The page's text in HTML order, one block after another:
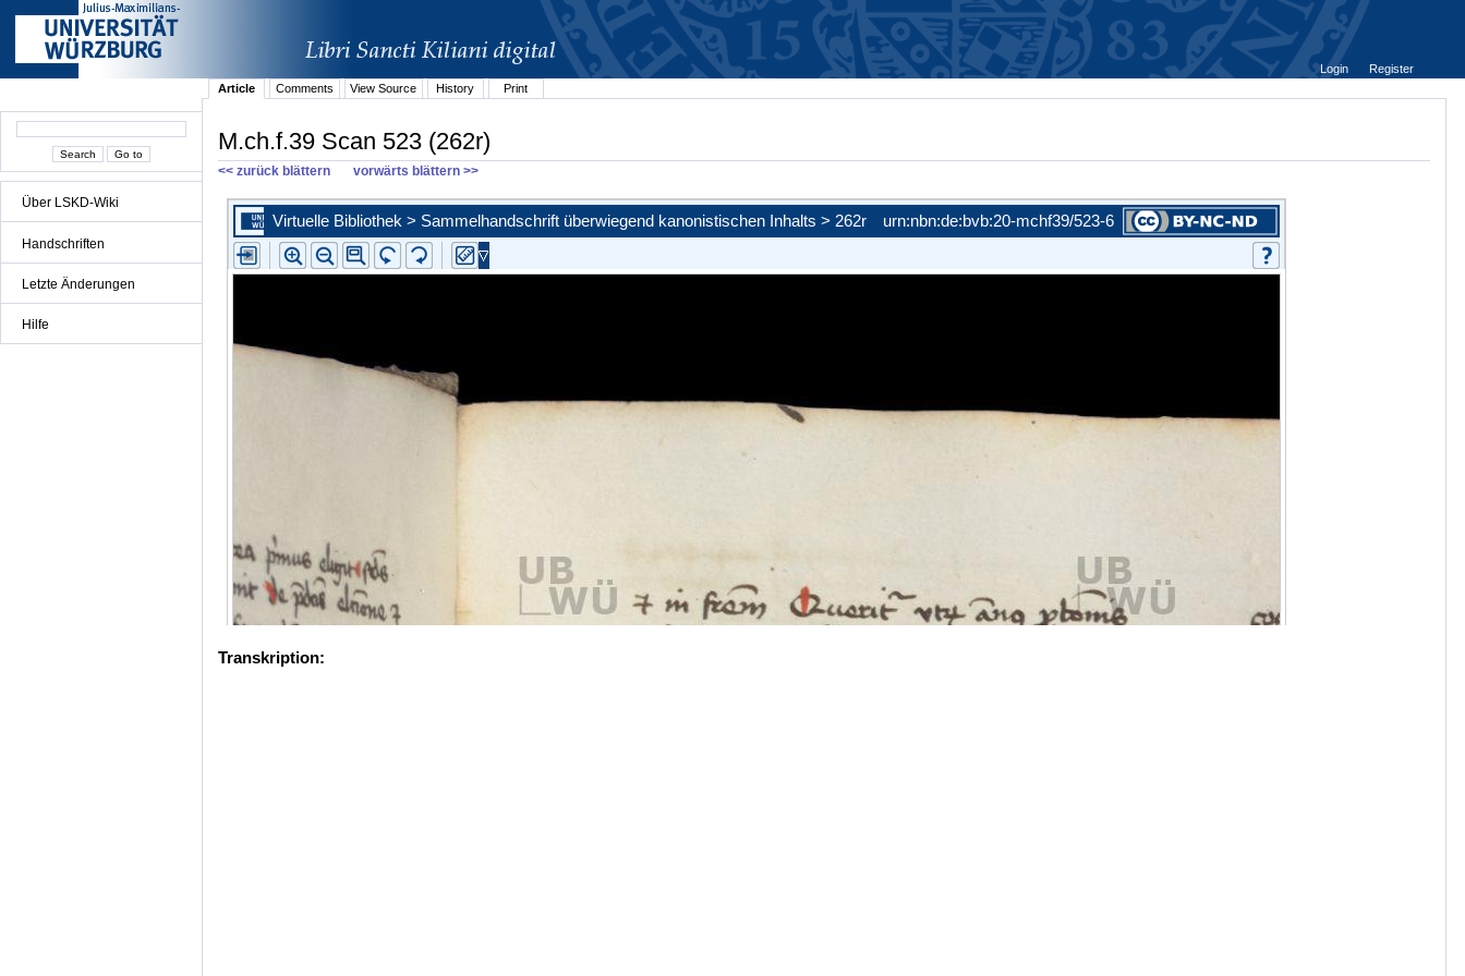
Über LSKD-Wiki
Handschriften
Letzte Änderungen
Hilfe
Login
Register
Article
Comments View Source History Print
M.ch.f.39 Scan 523 (262r)
<< zurück blättern vorwärts blättern >>
Transkription: